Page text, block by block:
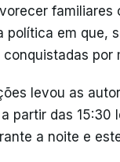
política em que,
por
levou as
partir das 15:30
a noite e